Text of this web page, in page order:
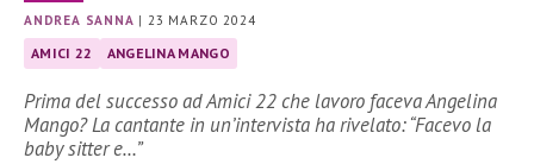
ANDREA SANNA |23 MARZO 2024
AMICI 22 ANGELINA MANGO
Prima del successo ad Amici 22 che lavoro faceva Angelina
Mango? La cantante in un’intervista ha rivelato: “Facevo la
baby sitter e…”